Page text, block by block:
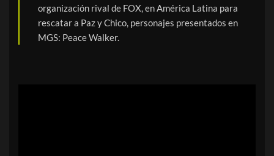
organización rival de FOX, en América Latina para
rescatar a Paz y Chico, personajes presentados en
MGS: Peace Walker.